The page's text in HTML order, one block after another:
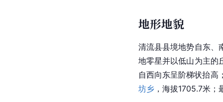
地形地貌
清流县县境地势自东、
地零星并以低山为主的
自西向东呈阶梯状抬
坊乡 ，海拔1705.7米；